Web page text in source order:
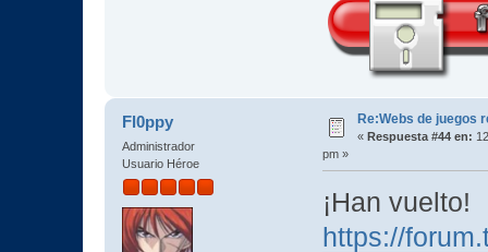
Fl0ppy
Administrador
Usuario Héroe
Re:Webs de juegos
« Respuesta #44 en:
pm »
¡Han vuelto!
https://